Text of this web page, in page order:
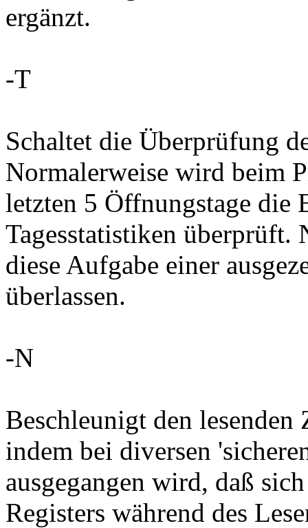
ergänzt.
-T
Schaltet die Überprüfung
Normalerweise wird beim
letzten 5 Öffnungstage die
Tagesstatistiken überprüft.
diese Aufgabe einer
überlassen.
-N
Beschleunigt den
indem bei diversen
ausgegangen wird, daß
Registers während des